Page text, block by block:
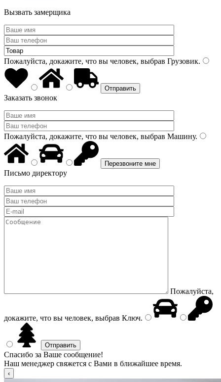
Вызвать замерщика
Пожалуйста, докажите, что вы человек, выбрав Грузовик.
Заказать звонок
Пожалуйста, докажите, что вы человек, выбрав Машину.
Письмо директору
Пожалуйста,
докажите, что вы человек, выбрав Ключ.
Спасибо за Ваше сообщение!
Наш менеджер свяжется с Вами в ближайшее время.